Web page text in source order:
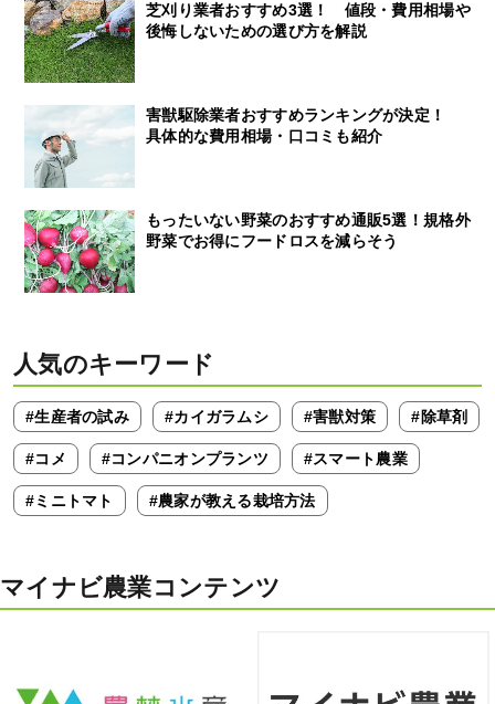
芝刈り業者おすすめ3選！ 値段・費用相場や
後悔しないための選び方を解説
害獣駆除業者おすすめランキングが決定！
具体的な費用相場・口コミも紹介
もったいない野菜のおすすめ通販5選！規格外
野菜でお得にフードロスを減らそう
人気のキーワード
#生産者の試み #カイガラムシ #害獣対策 #除草剤
#コメ #コンパニオンプランツ #スマート農業
#ミニトマト #農家が教える栽培方法
マイナビ農業コンテンツ